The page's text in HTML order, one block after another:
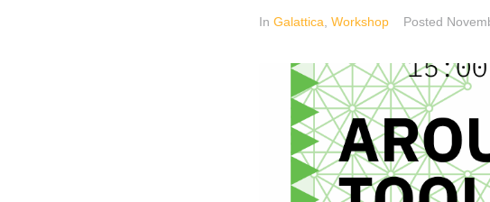
In Galattica Workshop Posted